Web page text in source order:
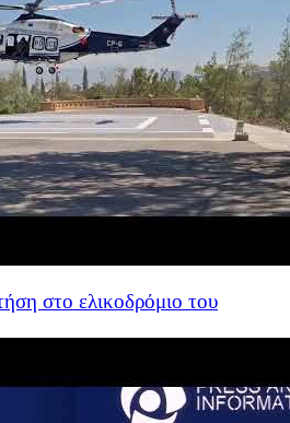
στο ελικοδρόμιο του